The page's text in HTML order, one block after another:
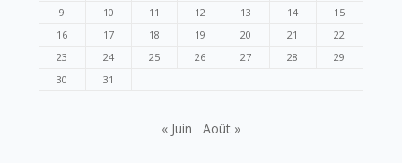
9
10 11 12 13 14
15
16
17 18 19 20 21
22
23
24 25 26 27 28
29
30
31
« Juin Août »